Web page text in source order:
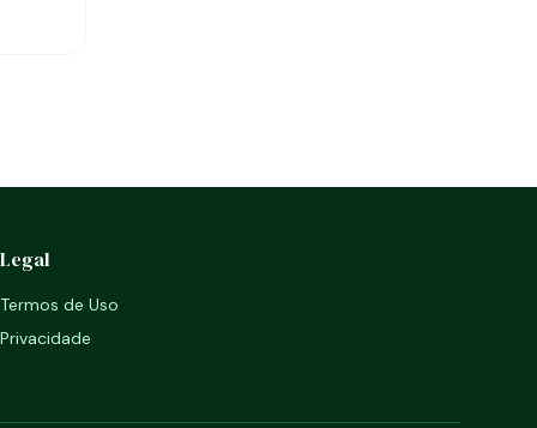
Legal
Termos de Uso
Privacidade